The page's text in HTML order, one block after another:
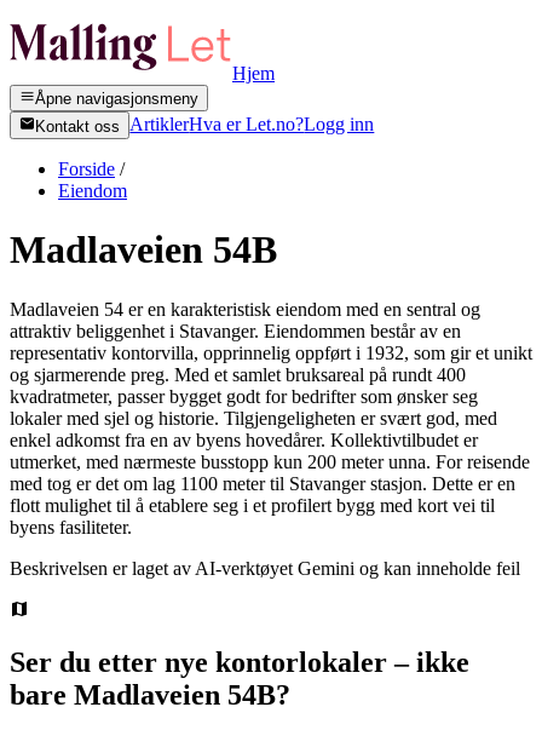
Hjem
Åpne navigasjonsmeny
Kontakt oss
ArtiklerHva er Let.no?Logg inn
Forside /
Eiendom
Madlaveien 54B
Madlaveien 54 er en karakteristisk eiendom med en sentral og
attraktiv beliggenhet i Stavanger. Eiendommen består av en
representativ kontorvilla, opprinnelig oppført i 1932, som gir et unikt
og sjarmerende preg. Med et samlet bruksareal på rundt 400
kvadratmeter, passer bygget godt for bedrifter som ønsker seg
lokaler med sjel og historie. Tilgjengeligheten er svært god, med
enkel adkomst fra en av byens hovedårer. Kollektivtilbudet er
utmerket, med nærmeste busstopp kun 200 meter unna. For reisende
med tog er det om lag 1100 meter til Stavanger stasjon. Dette er en
flott mulighet til å etablere seg i et profilert bygg med kort vei til
byens fasiliteter.
Beskrivelsen er laget av AI-verktøyet Gemini og kan inneholde feil
Ser du etter nye kontorlokaler – ikke
bare Madlaveien 54B?